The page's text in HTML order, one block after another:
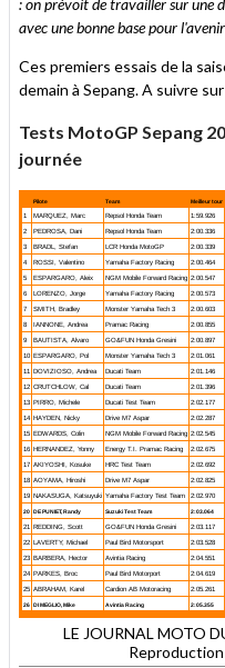
: on prévoit de travailler sur une
avec une bonne base pour l'avenir
Ces premiers essais de la
demain à Sepang. A suivre
Tests MotoGP Sepang
journée
Pilote Team Meilleur tour
1 MARQUEZ, Marc Repsol Honda Team 1:59.926
2 PEDROSA, Dani Repsol Honda Team 2:00.336
3 BRADL, Stefan LCR Honda MotoGP 2:00.339
4 ROSSI, Valentino Yamaha Factory Racing 2:00.464
5 ESPARGARO, Aleix NGM Mobile Forward Racing 2:00.547
6 LORENZO, Jorge Yamaha Factory Racing 2:00.573
7 SMITH, Bradley Monster Yamaha Tech 3 2:00.603
8 IANNONE, Andrea Pramac Racing 2:00.855
9 BAUTISTA, Alvaro GO&FUN Honda Gresini 2:00.897
10 ESPARGARO, Pol Monster Yamaha Tech 3 2:01.061
11 DOVIZIOSO, Andrea Ducati Team 2:01.146
12 CRUTCHLOW, Cal Ducati Team 2:01.396
13 PIRRO, Michele Ducati Test Team 2:02.177
14 HAYDEN, Nicky Drive M7 Aspar 2:02.287
15 EDWARDS, Colin NGM Mobile Forward Racing 2:02.545
16 HERNANDEZ, Yonny Energy T.I. Pramac Racing 2:02.675
17 AKIYOSHI, Kosuke HRC Test Team 2:02.692
18 AOYAMA, Hiroshi Drive M7 Aspar 2:02.825
19 NAKASUGA, Katsuyuki Yamaha Factory Test Team 2:02.970
20 DE PUNIET, Randy Suzuki Test Team 2:03.064
21 REDDING, Scott GO&FUN Honda Gresini 2:03.117
22 LAVERTY, Michael Paul Bird Motorsport 2:03.528
23 BARBERA, Hector Avintia Racing 2:04.551
24 PARKES, Broc Paul Bird Motorport 2:04.619
25 ABRAHAM, Karel Cardion AB Motoracing 2:05.261
26 DI MEGLIO, Mike Avintia Racing 2:05.355
LE JOURNAL MOTO